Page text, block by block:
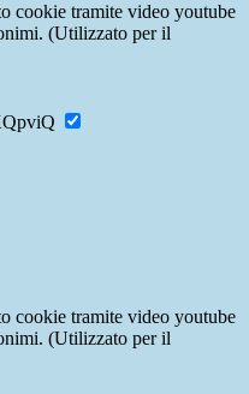
cookie tramite video youtube
(Utilizzato per il
cookie tramite video youtube
(Utilizzato per il